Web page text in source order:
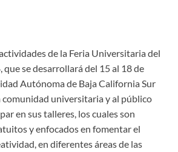
de la Feria Universitaria del
que se desarrollará del 15 al 18 de
Autónoma de Baja California Sur
comunidad universitaria y al público
en sus talleres, los cuales son
y enfocados en fomentar el
en diferentes áreas de las